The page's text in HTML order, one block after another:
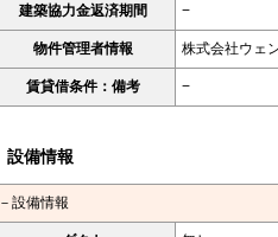
建築協力金返済期間 −
物件管理者情報 株式会社ウェ
賃貸借条件：備考 −
設備情報
－設備情報